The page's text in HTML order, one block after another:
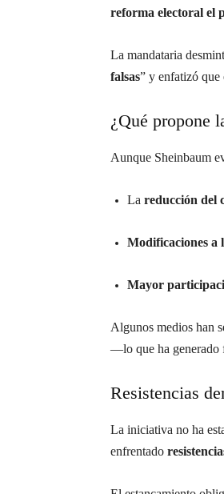
reforma electoral el
La mandataria
falsas” y enfatizó que
¿Qué propone
Aunque Sheinbaum
La reducción del
Modificaciones a
Mayor
Algunos medios han
—lo que ha generado
Resistencias
La iniciativa no ha
enfrentado